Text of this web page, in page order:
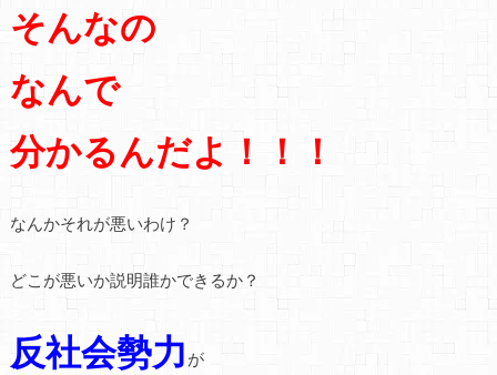
そんなの
なんで
分かるんだよ！！！
なんかそれが悪いわけ？
どこが悪いか説明誰かできるか？
反社会勢力 が